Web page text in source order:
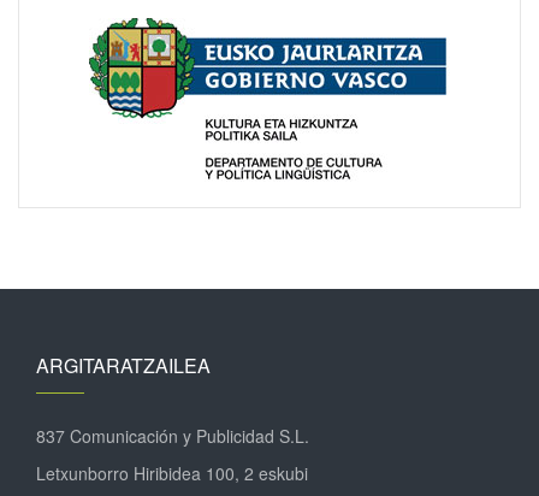
ARGITARATZAILEA
837 Comunicación y Publicidad S.L.
Letxunborro Hiribidea 100, 2 eskubi